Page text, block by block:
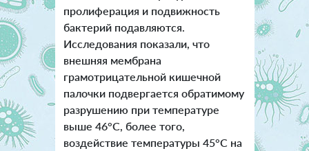
пролиферация и подвижность
бактерий подавляются.
Исследования показали, что
внешняя мембрана
грамотрицательной кишечной
палочки подвергается обратимому
разрушению при температуре
выше 46°C, более того,
воздействие температуры 45°C на